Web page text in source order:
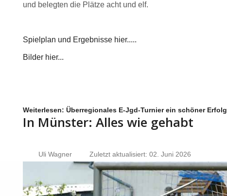
und belegten die Plätze acht und elf.
Spielplan und Ergebnisse hier.....
Bilder hier...
Weiterlesen: Überregionales E-Jgd-Turnier ein schöner Erfolg
In Münster: Alles wie gehabt
Uli Wagner Zuletzt aktualisiert: 02. Juni 2026